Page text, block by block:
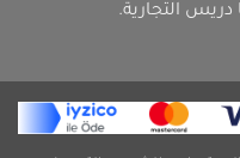
التجارية.